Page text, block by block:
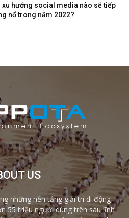
xu hướng social media nào sẽ tiếp
nổ trong năm 2022?
US
những nền tảng giải trí di động
55 triệu người dùng trên sáu lĩnh